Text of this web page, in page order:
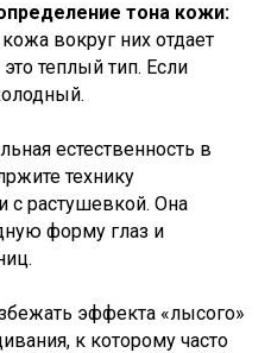
тона кожи:
вокруг них отдает
теплый тип. Если
естественность в
технику
с растушевкой. Она
форму глаз и
эффекта «лысого»
к которому часто